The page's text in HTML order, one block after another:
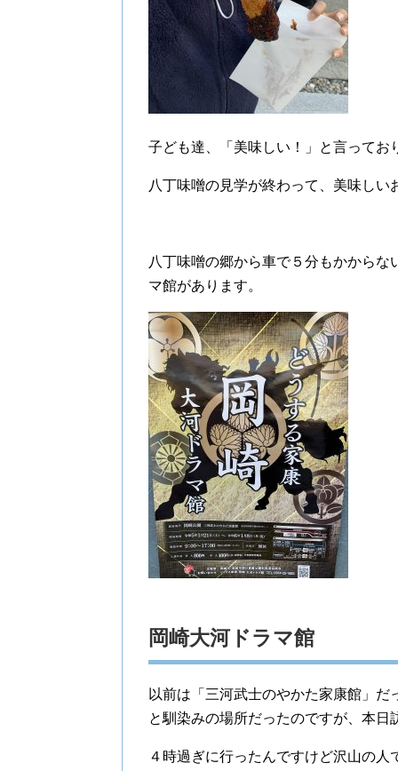
子ども達、「美味しい！」と言ってお
八丁味噌の見学が終わって、美味し
八丁味噌の郷から車で５分もかから
マ館があります。
岡崎大河ドラマ館
以前は「三河武士のやかた家康館」
と馴染みの場所だったのですが、本
４時過ぎに行ったんですけど沢山の人